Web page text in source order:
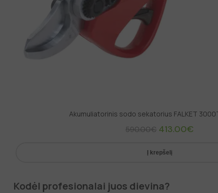
Akumuliatorinis sodo sekatorius FALKET
590.00€ Original
was:
413.00€
Į krepšelį
Kodėl profesionalai juos dievina?